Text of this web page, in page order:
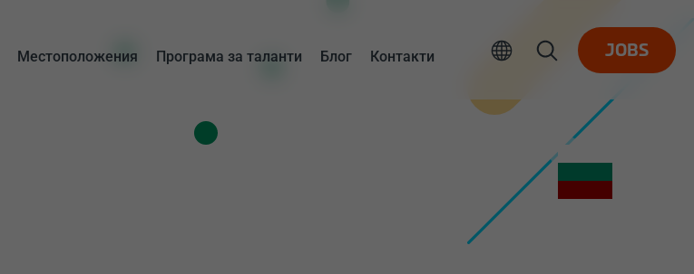
Местоположения Програма за таланти Блог Контакти JOBS